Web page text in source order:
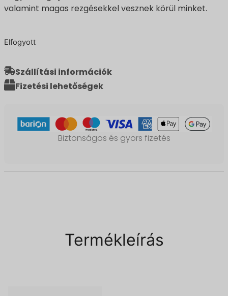
valamint magas rezgésekkel vesznek körül minket.
Elfogyott
Szállítási információk
Fizetési lehetőségek
Biztonságos és gyors fizetés
Termékleírás